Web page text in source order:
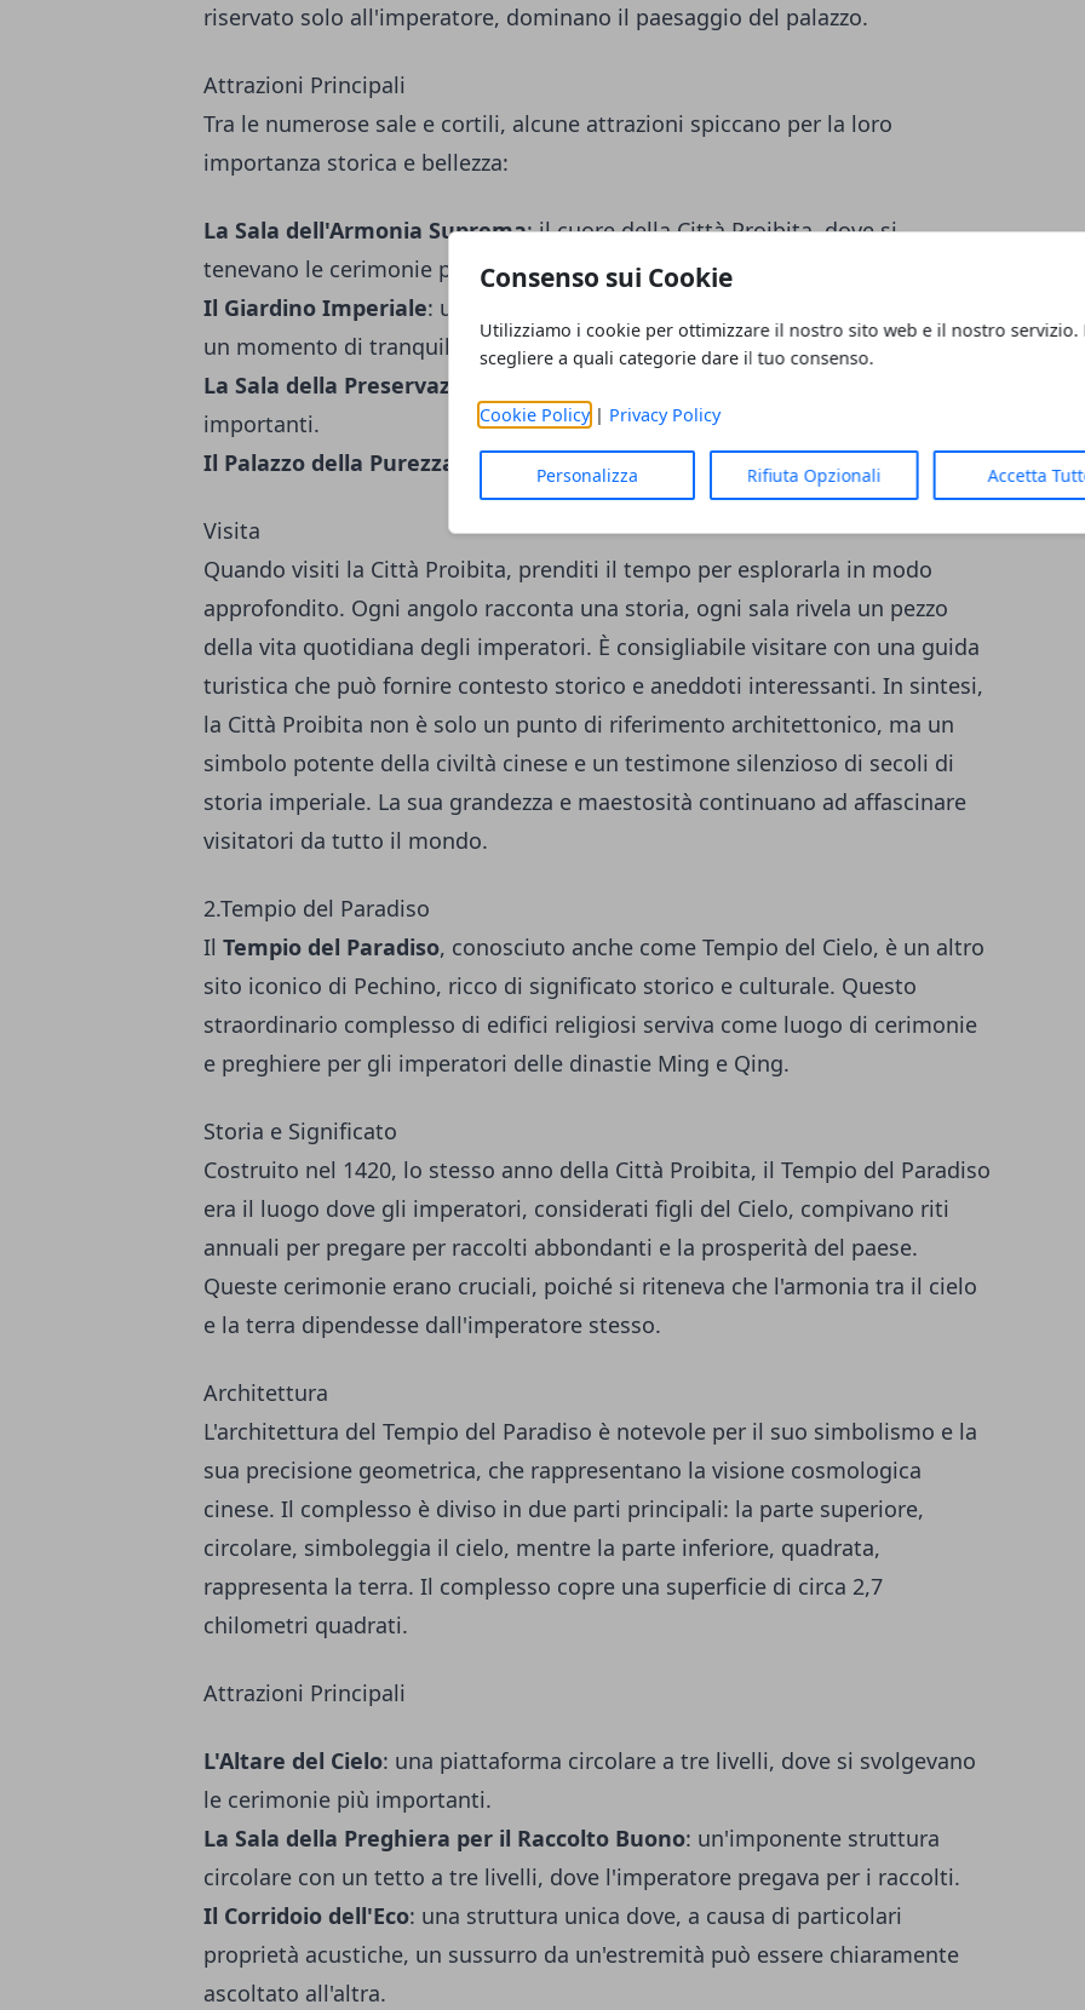
Consenso sui Cookie
Utilizziamo i cookie per ottimizzare il nostro sito web e il nostro servizio.
scegliere a quali categorie dare il tuo consenso.
Cookie Policy| Privacy Policy
Personalizza Rifiuta Opzionali Accetta
riservato solo all'imperatore, dominano il paesaggio del palazzo.
Attrazioni Principali
Tra le numerose sale e cortili, alcune attrazioni spiccano per la loro
importanza storica e bellezza:
La Sala dell'Armonia Suprema: il cuore della Città Proibita, dove si
tenevano le cerimonie più importanti.
Il Giardino Imperiale: un esempio squisito di giardinaggio cinese, che offre
un momento di tranquillità.
La Sala della Preservazione dell'Armonia
importanti.
Il Palazzo della Purezza Celestiale: la residenza dell'imperatore.
Visita
Quando visiti la Città Proibita, prenditi il tempo per esplorarla in modo
approfondito. Ogni angolo racconta una storia, ogni sala rivela un pezzo
della vita quotidiana degli imperatori. È consigliabile visitare con una guida
turistica che può fornire contesto storico e aneddoti interessanti. In sintesi,
la Città Proibita non è solo un punto di riferimento architettonico, ma un
simbolo potente della civiltà cinese e un testimone silenzioso di secoli di
storia imperiale. La sua grandezza e maestosità continuano ad affascinare
visitatori da tutto il mondo.
2.Tempio del Paradiso
Il Tempio del Paradiso, conosciuto anche come Tempio del Cielo, è un altro
sito iconico di Pechino, ricco di significato storico e culturale. Questo
straordinario complesso di edifici religiosi serviva come luogo di cerimonie
e preghiere per gli imperatori delle dinastie Ming e Qing.
Storia e Significato
Costruito nel 1420, lo stesso anno della Città Proibita, il Tempio del Paradiso
era il luogo dove gli imperatori, considerati figli del Cielo, compivano riti
annuali per pregare per raccolti abbondanti e la prosperità del paese.
Queste cerimonie erano cruciali, poiché si riteneva che l'armonia tra il cielo
e la terra dipendesse dall'imperatore stesso.
Architettura
L'architettura del Tempio del Paradiso è notevole per il suo simbolismo e la
sua precisione geometrica, che rappresentano la visione cosmologica
cinese. Il complesso è diviso in due parti principali: la parte superiore,
circolare, simboleggia il cielo, mentre la parte inferiore, quadrata,
rappresenta la terra. Il complesso copre una superficie di circa 2,7
chilometri quadrati.
Attrazioni Principali
L'Altare del Cielo: una piattaforma circolare a tre livelli, dove si svolgevano
le cerimonie più importanti.
La Sala della Preghiera per il Raccolto Buono: un'imponente struttura
circolare con un tetto a tre livelli, dove l'imperatore pregava per i raccolti.
Il Corridoio dell'Eco: una struttura unica dove, a causa di particolari
proprietà acustiche, un sussurro da un'estremità può essere chiaramente
ascoltato all'altra.